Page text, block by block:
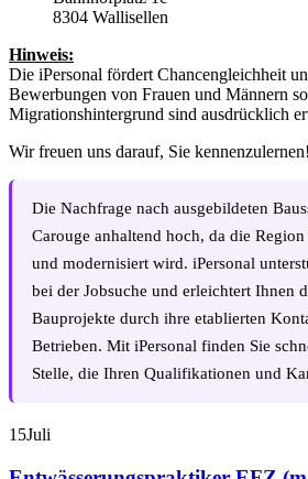
8304 Wallisellen
Hinweis:
Die iPersonal fördert Chancengleichheit
Bewerbungen von Frauen und Männern
Migrationshintergrund sind ausdrücklich
Wir freuen uns darauf, Sie kennenzulernen!
Die Nachfrage nach ausgebildeten
Carouge anhaltend hoch, da die
und modernisiert wird. iPersonal
bei der Jobsuche und erleichtert Ihnen
Bauprojekte durch ihre etablierten
Betrieben. Mit iPersonal finden Sie
Stelle, die Ihren Qualifikationen und
15Juli